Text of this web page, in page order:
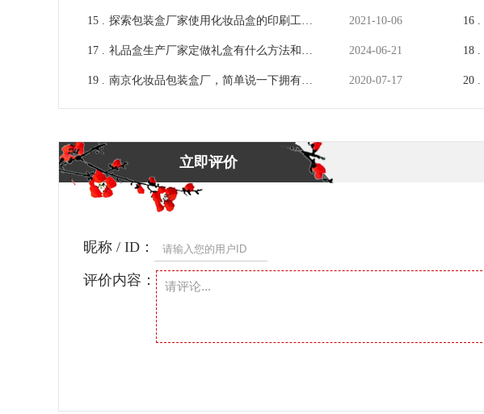
15 .
探索包装盒厂家使用化妆品盒的印刷工艺
2021-10-06 16 .
17 .
礼品盒生产厂家定做礼盒有什么方法和技
2024-06-21 18 .
19 .
南京化妆品包装盒厂，简单说一下拥有的
2020-07-17 20 .
立即评价
昵称 / ID：
评价内容：